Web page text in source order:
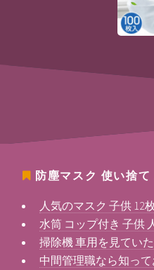
防塵マスク 使い捨て
人気のマスク 子供 12
水筒 コップ付き 子供
掃除機 車用を見てい
中間管理職なら知っ